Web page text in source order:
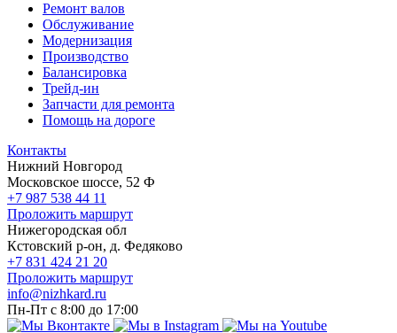
Ремонт валов
Обслуживание
Модернизация
Производство
Балансировка
Трейд-ин
Запчасти для ремонта
Помощь на дороге
Контакты
Нижний Новгород
Московское шоссе, 52 Ф
+7 987 538 44 11
Проложить маршрут
Нижегородская обл
Кстовский р-он, д. Федяково
+7 831 424 21 20
Проложить маршрут
info@nizhkard.ru
Пн-Пт с 8:00 до 17:00